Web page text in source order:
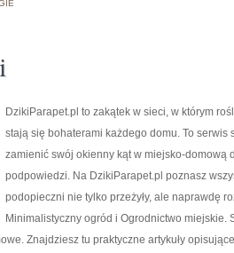
DzikiParapet.pl to zakątek w sieci, w którym
stają się bohaterami każdego domu. To serwis
zamienić swój okienny kąt w miejsko-domową
podpowiedzi. Na DzikiParapet.pl poznasz
podopieczni nie tylko przeżyły, ale naprawdę
Minimalistyczny ogród i Ogrodnictwo miejskie.
Znajdziesz tu praktyczne artykuły